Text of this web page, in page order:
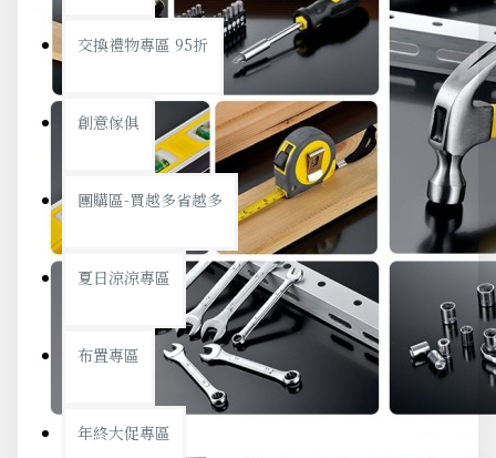
交換禮物專區 95折
創意傢俱
團購區-買越多省越多
夏日涼涼專區
布置專區
年終大促專區